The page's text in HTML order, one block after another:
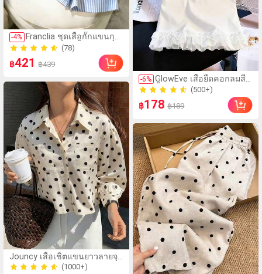
-4% Franclia ชุดเสื้อกั๊กแขนกุด
คอวีลายทางสีน้ำเงินและ
ขาวและกางเกงขาสั้นเอว
สูง 2 ชิ้น, ชุดลำลอง 2 ชิ้น
สำหรับผู้หญิง, เสื้อแขนกุด
สีน้ำเงินและขาวหรูหรา +
ชุดกางเกงขาสั้น, ชุด
ลำลองลายทาง 2 ชิ้น
สำหรับฤดูร้อน, ชุดลายทาง
สีน้ำเงินและขาว 2 ชิ้น, ชุด
หรูหรา 2 ชิ้นสำหรับผู้หญิง,
ชุดลำลองสำหรับเดินทาง,
ชุดฤดูร้อนสำหรับผู้หญิง,
ชุด 2 ชิ้น, ชุดสีน้ำเงิน
สำหรับผู้หญิง, ชุดสีขาว
สำหรับผู้หญิง, ชุด 2 ชิ้น
สำหรับผู้หญิง
(78)
200+ ขายแล้ว
(78)
200+ ขายแล้ว
฿421 ฿439
Jouncy เสื้อเชิ้ตแขนยาวลายจุด
ทรงหลวมสำหรับผู้หญิง
(1000+)
100+ ขายแล้ว
(1000+)
-6% GlowEve เสื้อยืดคอกลมสี
พื้นแต่งลูกไม้, ฤดูร้อน
(500+)
50+ ขายแล้ว
(500+)
50+ ขายแล้ว
฿178 ฿189